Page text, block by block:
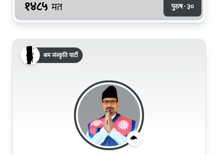
१४८५ मत पुरुष · ३०
श्रम संस्कृति पार्टी